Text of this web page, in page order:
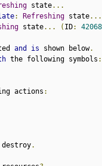
state...
: Refreshing state...
state... ( ID:
and is shown below.
the following symbols :
actions :
.